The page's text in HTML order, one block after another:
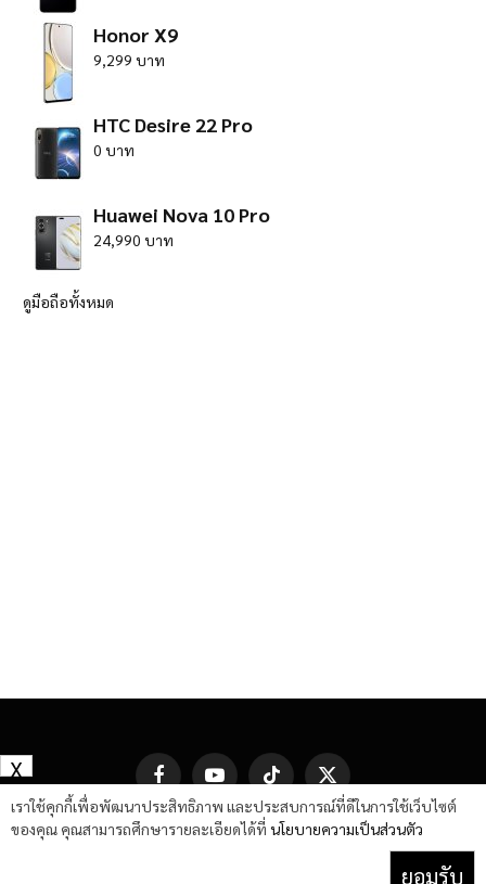
Honor X9
9,299 บาท
HTC Desire 22 Pro
0 บาท
Huawei Nova 10 Pro
24,990 บาท
ดูมือถือทั้งหมด
FacebookYouTube TikTok
X
(Twitter)
เราใช้คุกกี้เพื่อพัฒนาประสิทธิภาพ และประสบการณ์ที่ดีในการใช้เว็บไซต์
ของคุณ คุณสามารถศึกษารายละเอียดได้ที่ นโยบายความเป็นส่วนตัว
ยอมรับ
X